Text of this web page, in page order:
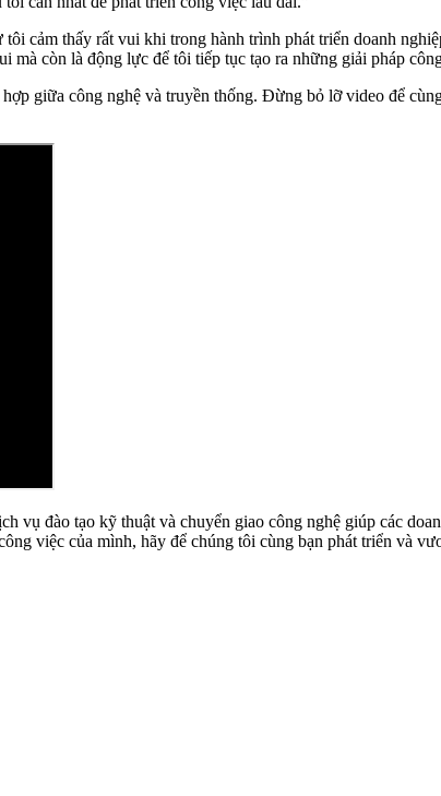
cảm thấy rất vui khi trong hành trình phát triển doanh
còn là động lực để tôi tiếp tục tạo ra những giải pháp
giữa công nghệ và truyền thống. Đừng bỏ lỡ video để
vụ đào tạo kỹ thuật và chuyển giao công nghệ giúp các
việc của mình, hãy để chúng tôi cùng bạn phát triển và